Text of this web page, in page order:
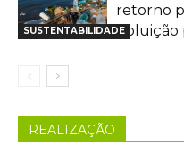
SUSTENTABILIDADE
retorno
poluição
REALIZAÇÃO